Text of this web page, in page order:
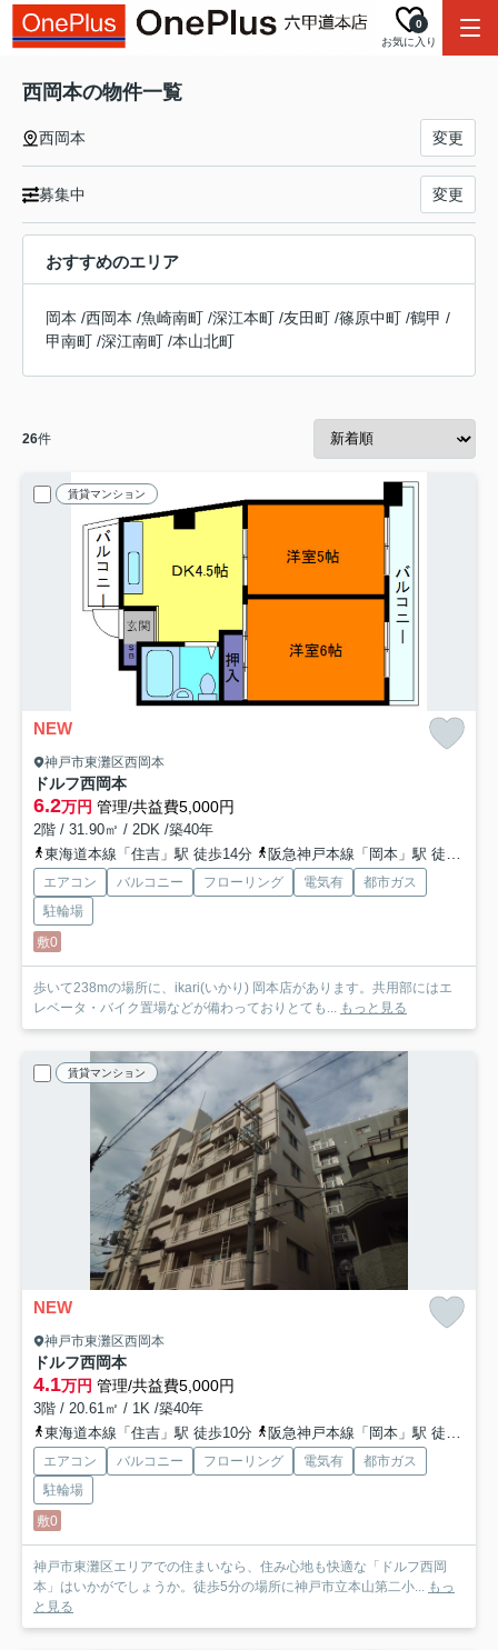
お気に入り
0
西岡本の物件一覧
西岡本 変更
募集中 変更
おすすめのエリア
岡本 /西岡本 /魚崎南町 /深江本町 /友田町 /篠原中町 /鶴甲 /
甲南町 /深江南町 /本山北町
26件
賃貸マンション
NEW
神戸市東灘区西岡本
ドルフ西岡本
6.2万円 管理/共益費5,000円
2階 / 31.90㎡ / 2DK /築40年
東海道本線「住吉」駅 徒歩14分
阪急神戸本線「岡本」駅 徒歩16分
エアコン バルコニー フローリング 電気有
都市ガス
駐輪場
敷0
歩いて238mの場所に、ikari(いかり) 岡本店があります。共用部にはエ
レベータ・バイク置場などが備わっておりとても... もっと見る
賃貸マンション
NEW
神戸市東灘区西岡本
ドルフ西岡本
4.1万円 管理/共益費5,000円
3階 / 20.61㎡ / 1K /築40年
東海道本線「住吉」駅 徒歩10分
阪急神戸本線「岡本」駅 徒歩15分
エアコン バルコニー フローリング 電気有
都市ガス
駐輪場
敷0
神戸市東灘区エリアでの住まいなら、住み心地も快適な「ドルフ西岡
本」はいかがでしょうか。徒歩5分の場所に神戸市立本山第二小... もっ
と見る